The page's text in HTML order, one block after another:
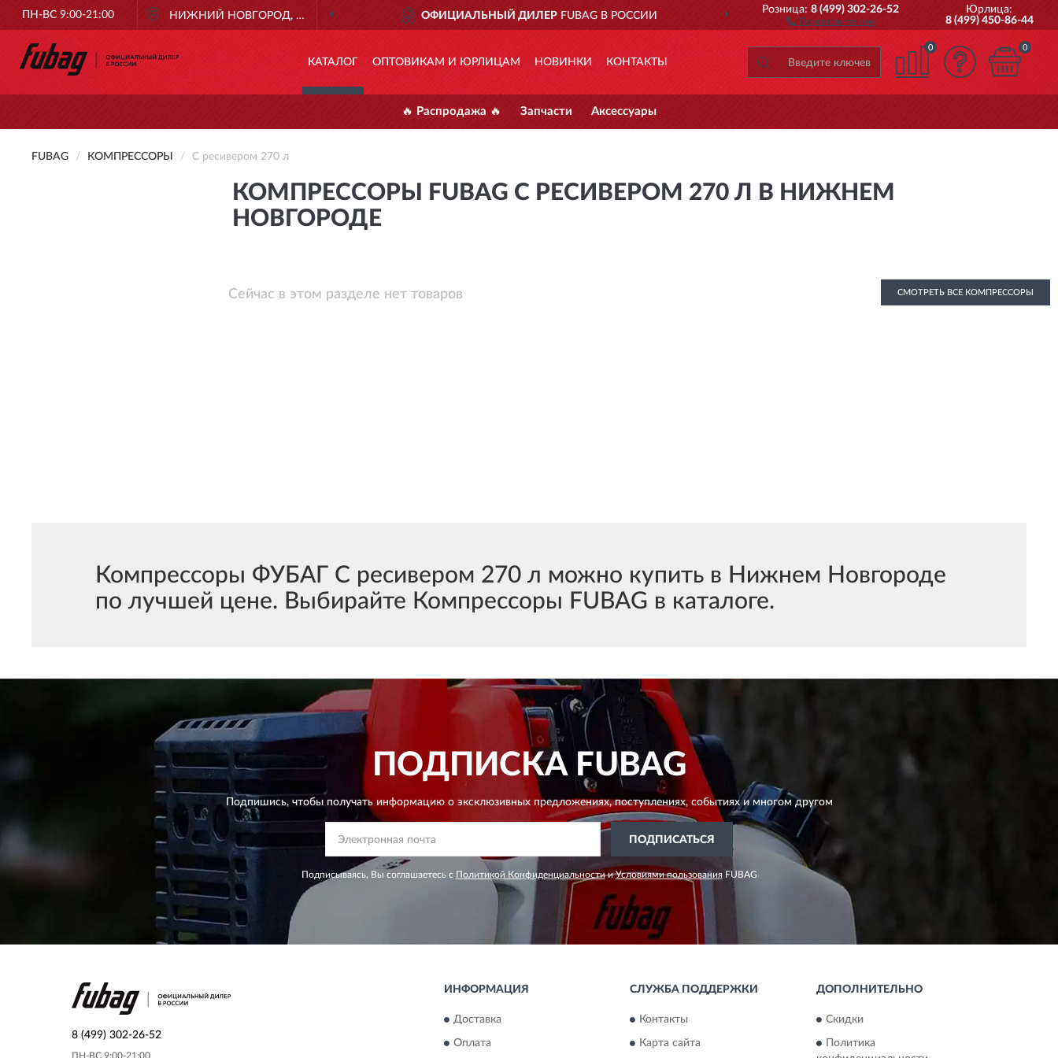
ПН-ВС 9:00-21:00 НИЖНИЙ НОВГОРОД, НИЖНИЙ НОВГОРОД ОФИЦИАЛЬНЫЙ ДИЛЕРFUBAG В РОССИИ ДОСТАВИМ ПО ВСЕЙ РОССИИ
Розница:8 (499) 302-26-52
Перезвоните мне
Юрлица:
8 (499) 450-86-44
КАТАЛОГ ОПТОВИКАМ И ЮРЛИЦАМ НОВИНКИ КОНТАКТЫ
0 0
🔥 Распродажа 🔥 Запчасти Аксессуары
FUBAG КОМПРЕССОРЫ С ресивером 270 л
КОМПРЕССОРЫ FUBAG С РЕСИВЕРОМ 270 Л В НИЖНЕМ
НОВГОРОДЕ
Сейчас в этом разделе нет товаров СМОТРЕТЬ ВСЕ КОМПРЕССОРЫ
Компрессоры ФУБАГ С ресивером 270 л можно купить в Нижнем Новгороде
по лучшей цене. Выбирайте Компрессоры FUBAG в каталоге.
ПОДПИСКАFUBAG
Подпишись, чтобы получать информацию о эксклюзивных предложениях,поступлениях, событиях и многом другом
ПОДПИСАТЬСЯ
Подписываясь, Вы соглашаетесь с Политикой Конфиденциальности иУсловиями пользованияFUBAG
8 (499) 302-26-52
ПН-ВС 9:00-21:00
ИНФОРМАЦИЯ
Доставка
Оплата
СЛУЖБА ПОДДЕРЖКИ
Контакты
Карта сайта
ДОПОЛНИТЕЛЬНО
Скидки
Политика